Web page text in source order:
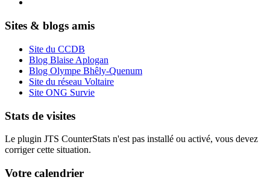
Sites & blogs amis
Site du CCDB
Blog Blaise Aplogan
Blog Olympe Bhêly-Quenum
Site du réseau Voltaire
Site ONG Survie
Stats de visites
Le plugin JTS CounterStats n'est pas installé ou activé, vous devez
corriger cette situation.
Votre calendrier